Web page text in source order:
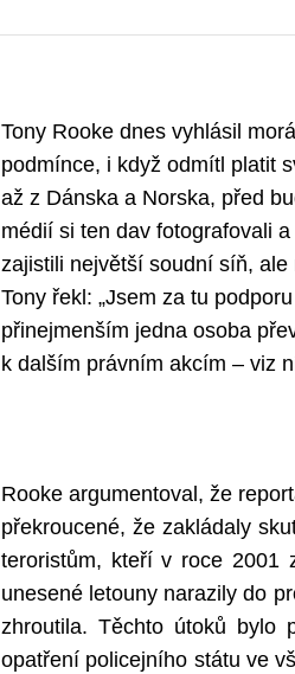
Tony Rooke dnes vyhlásil
podmínce, i když odmítl platit
až z Dánska a Norska, před
médií si ten dav fotografovali
zajistili největší soudní síň,
Tony řekl: „Jsem za tu
přinejmenším jedna osoba
k dalším právním akcím – viz
Rooke argumentoval, že
překroucené, že zakládaly
teroristům, kteří v roce 2001
unesené letouny narazily do
zhroutila. Těchto útoků bylo
opatření policejního státu ve